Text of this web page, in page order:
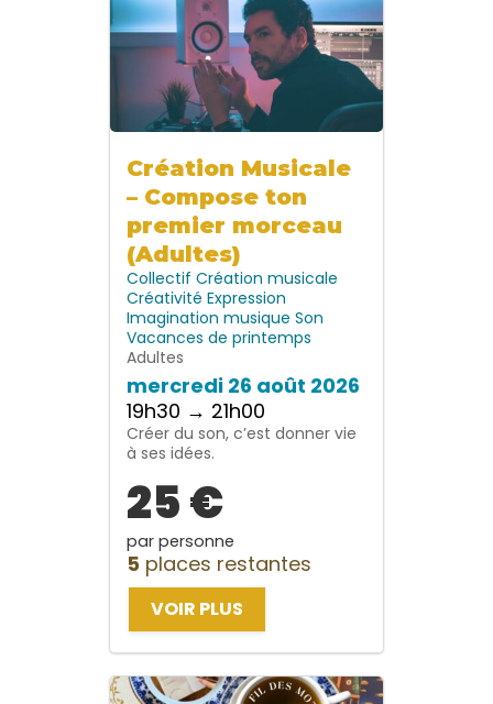
Création Musicale
– Compose ton
premier morceau
(Adultes)
Collectif Création musicale
Créativité Expression
Imagination musique Son
Vacances de printemps
Adultes
mercredi 26 août 2026
19h30 → 21h00
Créer du son, c’est donner vie
à ses idées.
25 €
par personne
5 places restantes
VOIR PLUS